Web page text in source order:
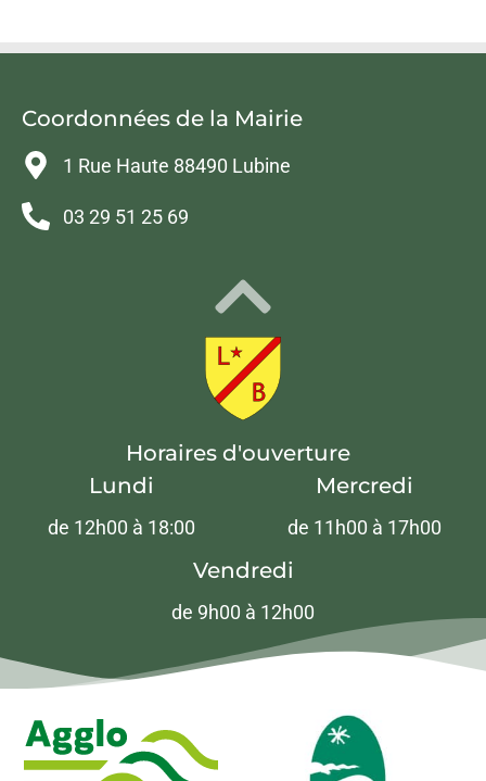
Coordonnées de la Mairie
1 Rue Haute 88490 Lubine
03 29 51 25 69
Horaires d'ouverture
Lundi
de 12h00 à 18:00
Mercredi
de 11h00 à 17h00
Vendredi
de 9h00 à 12h00